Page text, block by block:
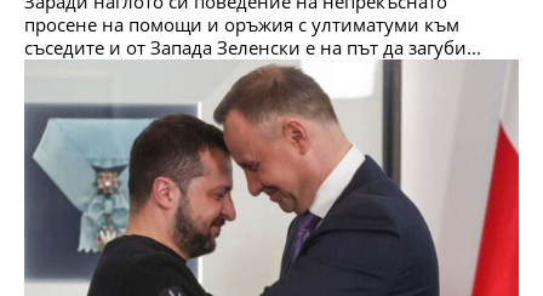
просене на помощи и оръжия с ултиматуми към
съседите и от Запада Зеленски е на път да загуби...